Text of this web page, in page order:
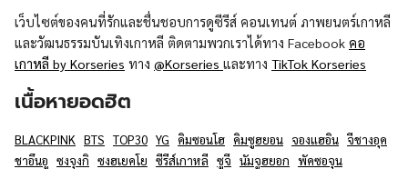
เว็บไซต์ของคนที่รักและชื่นชอบการดูซีรีส์ คอนเทนต์ ภาพยนตร์เกาหลี
และวัฒนธรรมบันเทิงเกาหลี ติดตามพวกเราได้ทาง Facebook คอ
เกาหลี by Korseries ทาง @Korseries และทาง TikTok Korseries
เนื้อหายอดฮิต
BLACKPINK BTS TOP30 YG คิมซอนโฮ คิมซูฮยอน จองแฮอิน จีชางอุค
ชาอึนอู ซงจุงกิ ซงฮเยคโย ซีรีส์เกาหลี ซูจี นัมจูฮยอก พัคซอจุน